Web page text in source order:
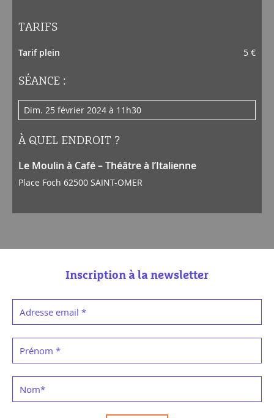
TARIFS
Tarif plein 5 €
SÉANCE :
dim. 25 février 2024 à 11h30
À QUEL ENDROIT ?
Le Moulin à Café – Théâtre à l’Italienne
Place Foch 62500 SAINT-OMER
Inscription à la newsletter
Adresse email *
Prénom *
Nom*